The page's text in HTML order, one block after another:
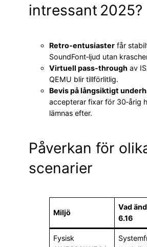
intressant 2025?
Retro‑entusiaster får
SoundFont‑ljud utan
Virtuell pass‑through av
QEMU blir tillförlitlig.
Bevis på långsiktigt
accepterar fixar för 30‑årig
lämnas efter.
Påverkan för
scenarier
Miljö
Vad
6.16
Fysisk